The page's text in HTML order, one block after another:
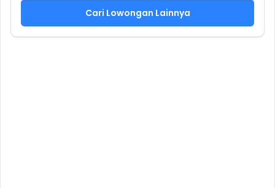
Cari Lowongan Lainnya